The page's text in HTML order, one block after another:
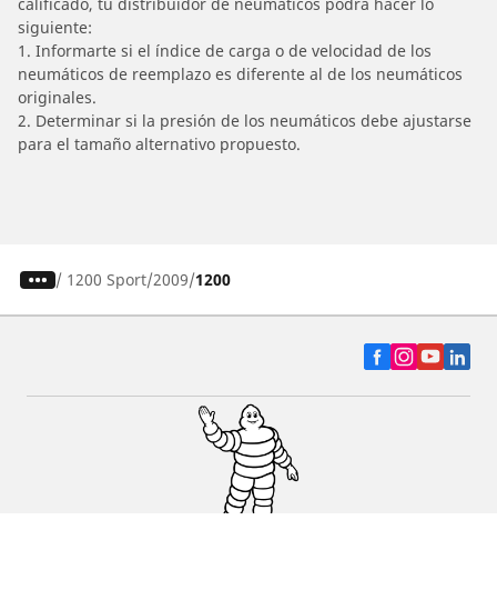
siguiente:
1. Informarte si el índice de carga o de velocidad de los
neumáticos de reemplazo es diferente al de los neumáticos
originales.
2. Determinar si la presión de los neumáticos debe ajustarse
para el tamaño alternativo propuesto.
/ 1200 Sport 2009 1200